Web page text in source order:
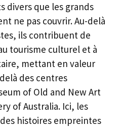
divers que les grands
ne pas couvrir. Au-delà
ils contribuent de
tourisme culturel et à
mettant en valeur
des centres
of Old and New Art
of Australia. Ici, les
histoires empreintes